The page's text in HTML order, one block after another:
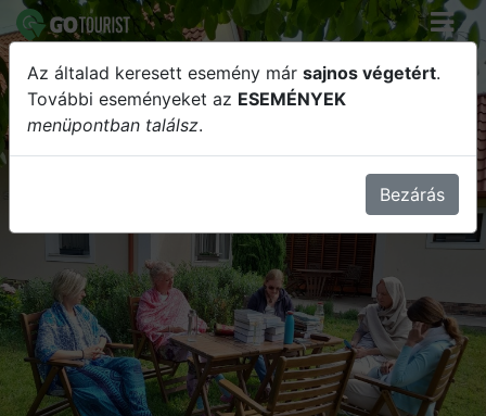
Meditáció – Út az önvalóhoz,
Elvonulás a Krisna-völgyi
vendégházak szervezésében!
Az általad keresett esemény már sajnos végetért.
További eseményeket az ESEMÉNYEK
menüpontban találsz.
Bezárás